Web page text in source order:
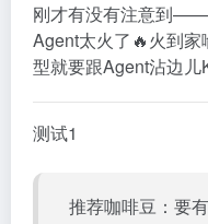
刚才有没有注意到——
Agent太火了🔥火到
型就要跟Agent沾边
测试1
推荐咖啡豆：要